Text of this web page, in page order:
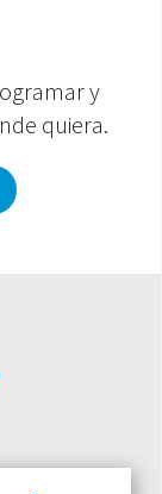
y
quiera.